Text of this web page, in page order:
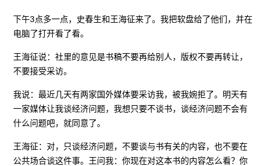
下午3点多一点，史春生和王海征来了。我把软盘给了他们，并在
电脑了打开看了看。
王海征说：社里的意见是书稿不要再给别人，版权不要再转让，
不要接受采访。
我说：最近几天有两家国外媒体要采访我，被我婉拒了。明天有
一家媒体让我谈经济问题，我想只要不谈书，谈经济问题不会有
什么问题吧，就同意了。
王海征：对，只谈经济问题，不要谈与书有关的内容，也不要在
公共场合谈这件事。王问我：你现在对这本书的内容怎么看？你